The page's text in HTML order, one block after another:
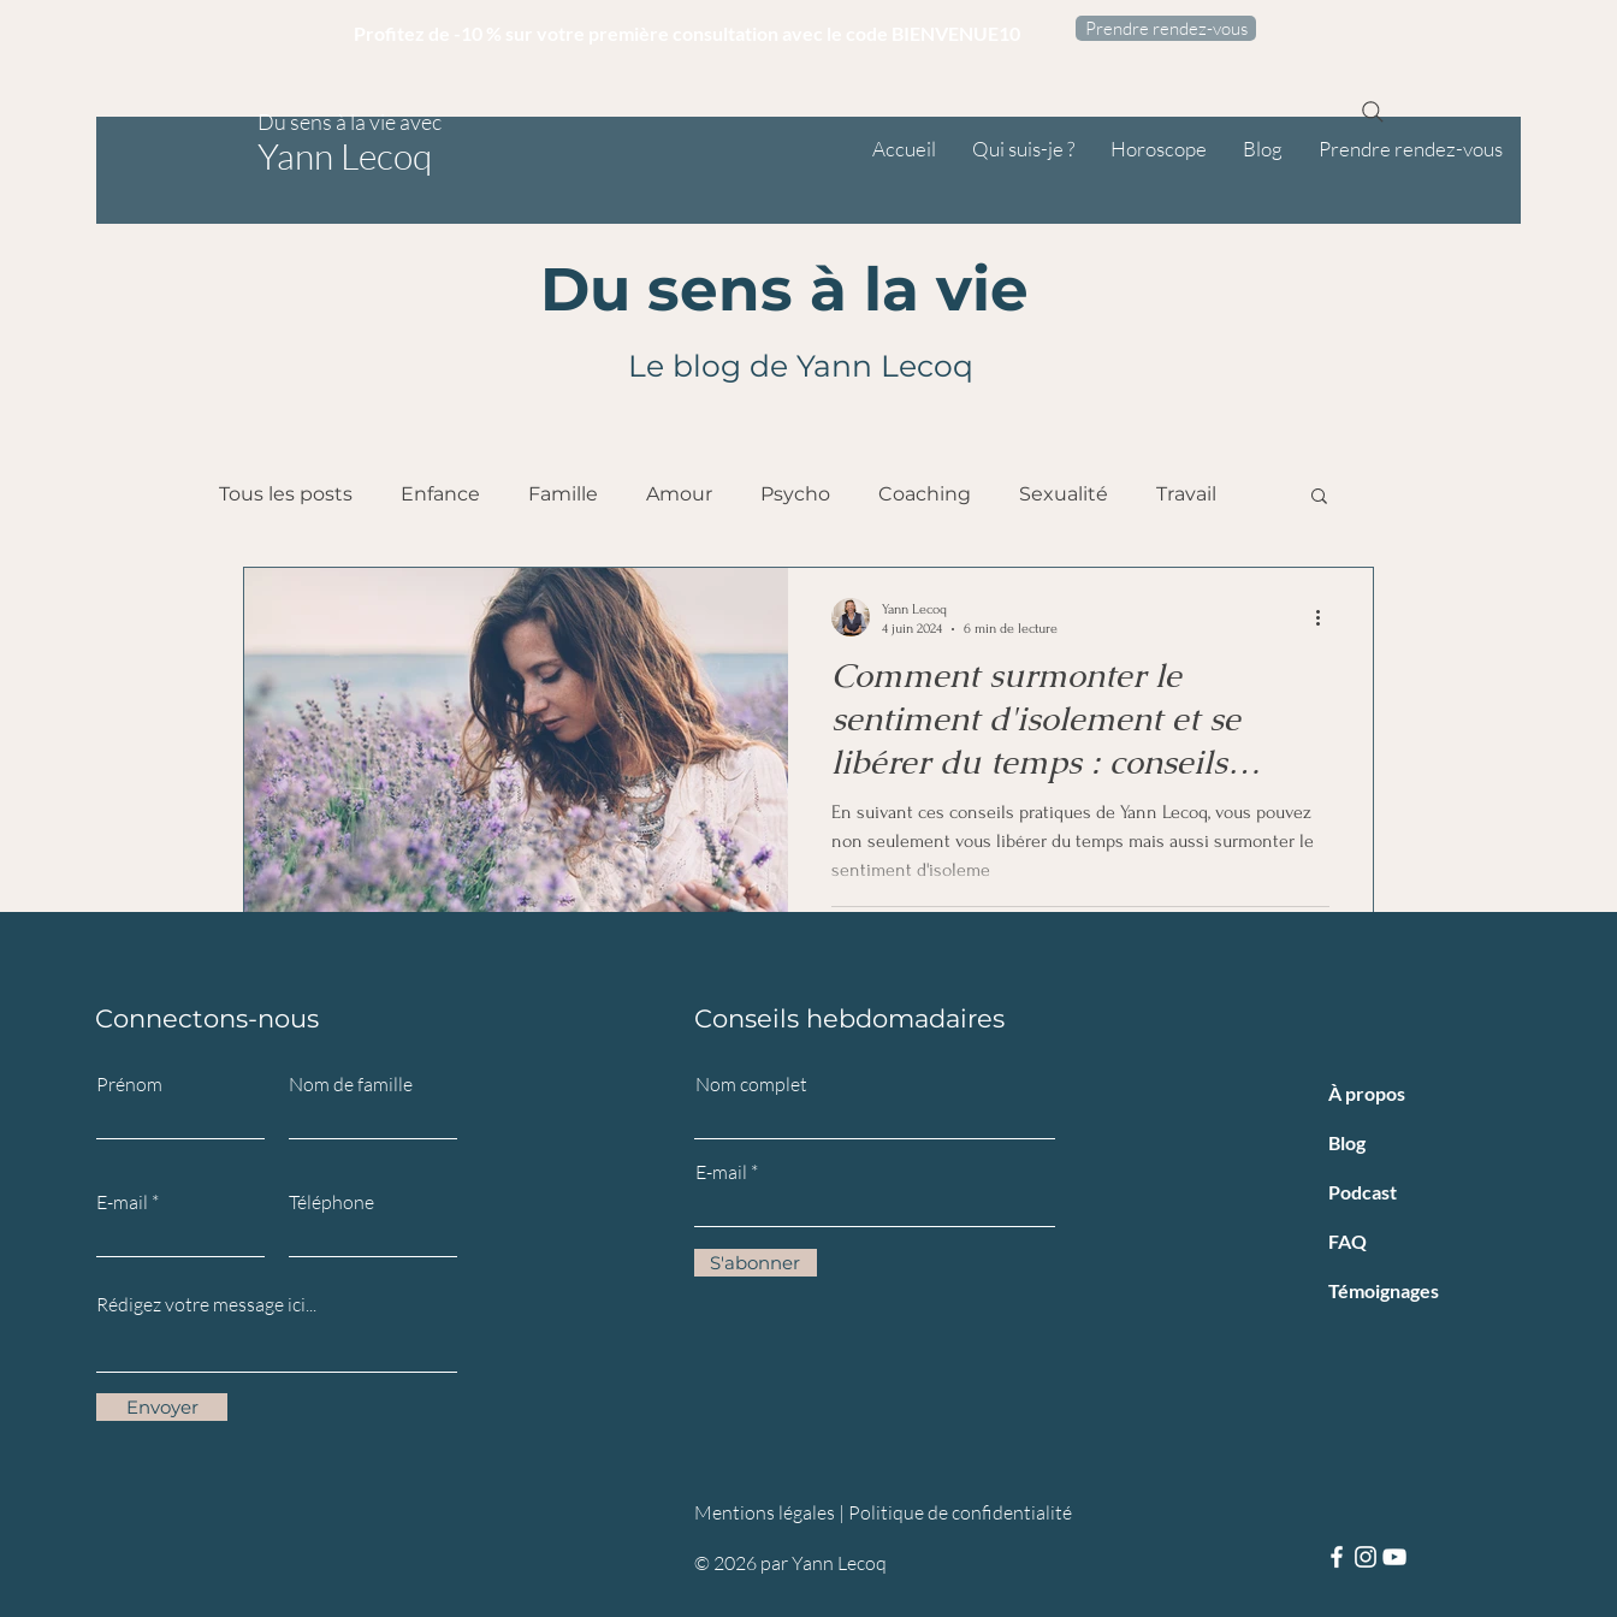
Prendre rendez-vous
Du sens à la vie avec
Yann Lecoq Accueil Qui suis-je ? Horoscope Blog Prendre rendez-vous
Du sens à la vie
Le blog de Yann Lecoq
Tous les posts Enfance Famille Amour Psycho Coaching Sexualité Travail
neuro-libido
Comment surmonter le
sentiment d'isolement et se
libérer du temps : conseils
pratiques
En suivant ces conseils pratiques de Yann Lecoq, vous pouvez
non seulement vous libérer du temps mais aussi surmonter le
sentiment d'isoleme
Yann Lecoq
4 juin 2024
6 min de lecture
Connectons-nous
Prénom Nom de famille
E-mail Téléphone
Envoyer
Conseils hebdomadaires
Nom complet
E-mail
S'abonner
Mentions légales | Politique de confidentialité
© 2026 par Yann Lecoq
À propos
Blog
Podcast
FAQ
Témoignages